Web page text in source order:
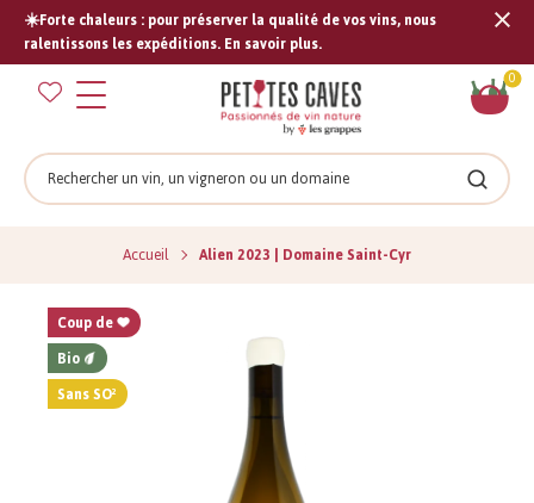
☀️Forte chaleurs : pour préserver la qualité de vos vins, nous
ralentissons les expéditions. En savoir plus.
0
Rechercher
Accueil Alien 2023 | Domaine Saint-Cyr
Coup de
Bio
Sans SO²